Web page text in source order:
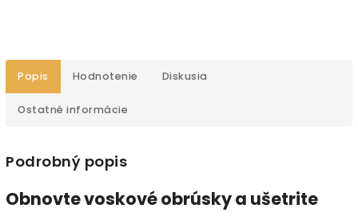
Popis Hodnotenie Diskusia
Ostatné informácie
Podrobný popis
Obnovte voskové obrúsky a ušetrite